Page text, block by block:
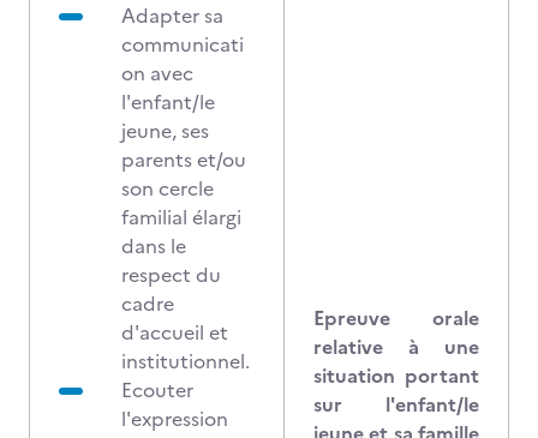
Adapter sa
communicati
on avec
l'enfant/le
jeune, ses
parents et/ou
son cercle
familial élargi
dans le
respect du
cadre
d'accueil et
institutionnel.
Ecouter
l'expression
Epreuve orale
relative à une
situation portant
sur l'enfant/le